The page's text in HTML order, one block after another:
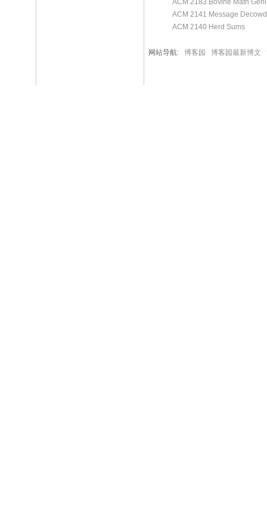
ACM 2183 Bovine Math
ACM 2141 Message
ACM 2140 Herd Sums
网站导航: 博客园 博客园最新博文